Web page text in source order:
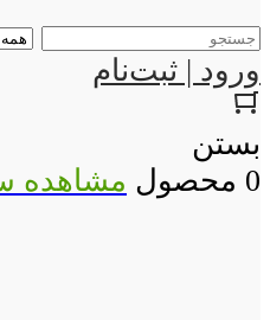
ورود | ثبت‌نام
بستن
0 محصول
مشاهده